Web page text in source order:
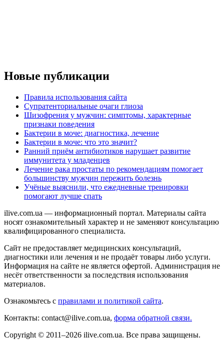
Новые публикации
Правила использования сайта
Супратенториальные очаги глиоза
Шизофрения у мужчин: симптомы, характерные
признаки поведения
Бактерии в моче: диагностика, лечение
Бактерии в моче: что это значит?
Ранний приём антибиотиков нарушает развитие
иммунитета у младенцев
Лечение рака простаты по рекомендациям помогает
большинству мужчин пережить болезнь
Учёные выяснили, что ежедневные тренировки
помогают лучше спать
ilive.com.ua — информационный портал. Материалы сайта
носят ознакомительный характер и не заменяют консультацию
квалифицированного специалиста.
Сайт не предоставляет медицинских консультаций,
диагностики или лечения и не продаёт товары либо услуги.
Информация на сайте не является офертой. Администрация не
несёт ответственности за последствия использования
материалов.
Ознакомьтесь с правилами и политикой сайта.
Контакты: contact@ilive.com.ua, форма обратной связи.
Copyright © 2011–2026 ilive.com.ua. Все права защищены.